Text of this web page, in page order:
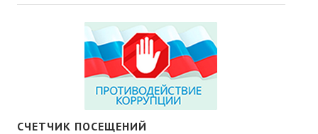
СЧЕТЧИК ПОСЕЩЕНИЙ